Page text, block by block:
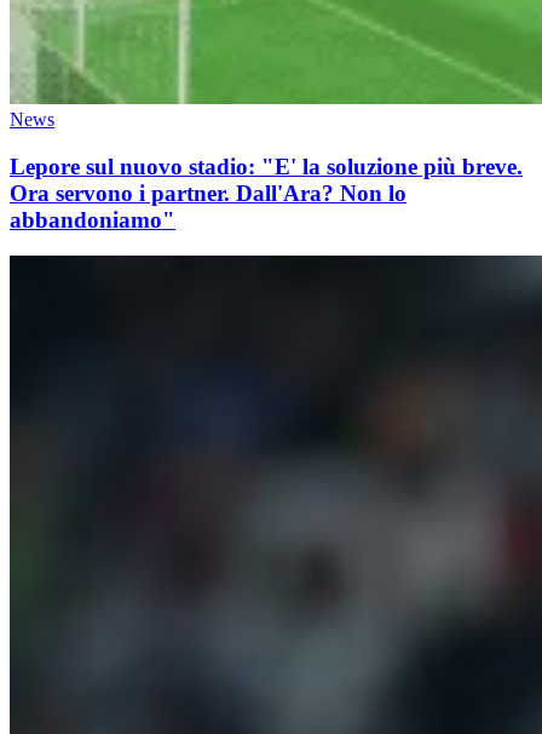
News
Lepore sul nuovo stadio: "E' la soluzione più breve.
Ora servono i partner. Dall'Ara? Non lo
abbandoniamo"